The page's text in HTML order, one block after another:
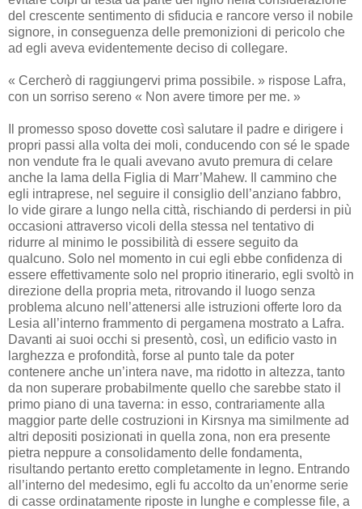
del crescente sentimento di sfiducia e rancore verso il nobile
signore, in conseguenza delle premonizioni di pericolo che
ad egli aveva evidentemente deciso di collegare.
« Cercherò di raggiungervi prima possibile. » rispose Lafra,
con un sorriso sereno « Non avere timore per me. »
Il promesso sposo dovette così salutare il padre e dirigere i
propri passi alla volta dei moli, conducendo con sé le spade
non vendute fra le quali avevano avuto premura di celare
anche la lama della Figlia di Marr’Mahew. Il cammino che
egli intraprese, nel seguire il consiglio dell’anziano fabbro,
lo vide girare a lungo nella città, rischiando di perdersi in più
occasioni attraverso vicoli della stessa nel tentativo di
ridurre al minimo le possibilità di essere seguito da
qualcuno. Solo nel momento in cui egli ebbe confidenza di
essere effettivamente solo nel proprio itinerario, egli svoltò in
direzione della propria meta, ritrovando il luogo senza
problema alcuno nell’attenersi alle istruzioni offerte loro da
Lesia all’interno frammento di pergamena mostrato a Lafra.
Davanti ai suoi occhi si presentò, così, un edificio vasto in
larghezza e profondità, forse al punto tale da poter
contenere anche un’intera nave, ma ridotto in altezza, tanto
da non superare probabilmente quello che sarebbe stato il
primo piano di una taverna: in esso, contrariamente alla
maggior parte delle costruzioni in Kirsnya ma similmente ad
altri depositi posizionati in quella zona, non era presente
pietra neppure a consolidamento delle fondamenta,
risultando pertanto eretto completamente in legno. Entrando
all’interno del medesimo, egli fu accolto da un’enorme serie
di casse ordinatamente riposte in lunghe e complesse file, a